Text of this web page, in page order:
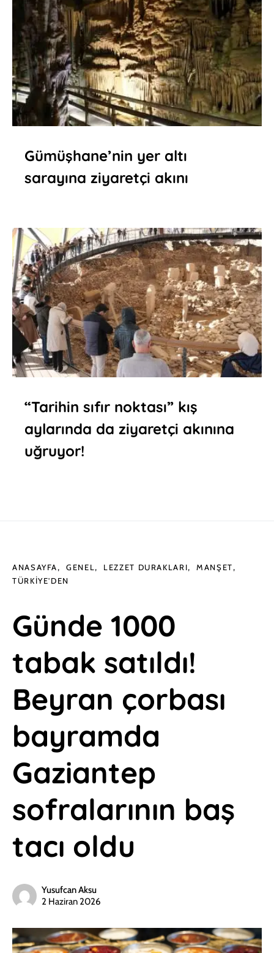
Gümüşhane’nin yer altı
sarayına ziyaretçi akını
“Tarihin sıfır noktası” kış
aylarında da ziyaretçi akınına
uğruyor!
ANASAYFA GENEL LEZZET DURAKLARI
MANŞET
TÜRKIYE'DEN
Günde 1000
tabak satıldı!
Beyran çorbası
bayramda
Gaziantep
sofralarının baş
tacı oldu
Yusufcan Aksu
2 Haziran 2026